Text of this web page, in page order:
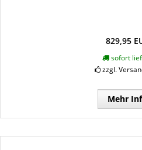
829,95
sofort
zzgl.
Mehr